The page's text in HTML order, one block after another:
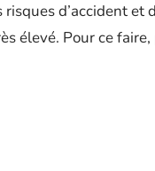
d’accident
élevé. Pour ce